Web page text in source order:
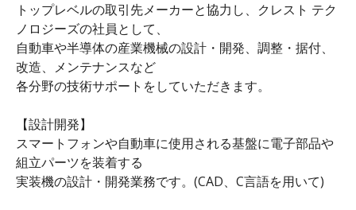
トップレベルの取引先メーカーと協力し、クレスト テク
ノロジーズの社員として、
自動車や半導体の産業機械の設計・開発、調整・据付、
改造、メンテナンスなど
各分野の技術サポートをしていただきます。
【設計開発】
スマートフォンや自動車に使用される基盤に電子部品や
組立パーツを装着する
実装機の設計・開発業務です。(CAD、C言語を用いて)